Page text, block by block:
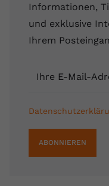
Informationen,
und exklusive
Ihrem
Ihre E-Mail-
ABONNIEREN